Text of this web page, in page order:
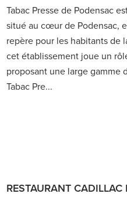
Tabac Presse de Podensac
situé au cœur de Podensac,
repère pour les habitants de
cet établissement joue un
proposant une large gamme
Tabac Pre...
RESTAURANT